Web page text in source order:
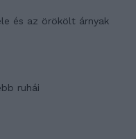
és az örökölt árnyak
ruhái